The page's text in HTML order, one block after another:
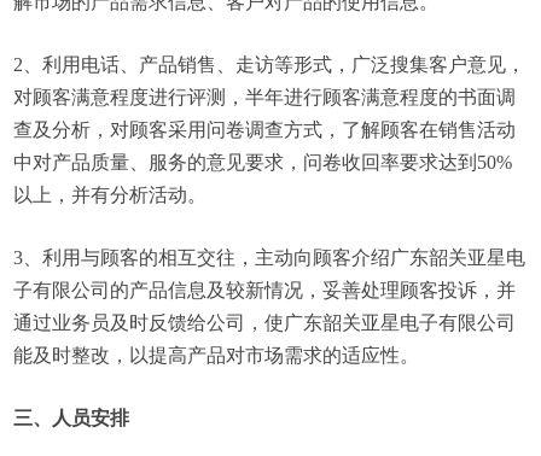
2、利用电话、产品销售、走访等形式，广泛搜集客户意见，
对顾客满意程度进行评测，半年进行顾客满意程度的书面调
查及分析，对顾客采用问卷调查方式，了解顾客在销售活动
中对产品质量、服务的意见要求，问卷收回率要求达到50%
以上，并有分析活动。
3、利用与顾客的相互交往，主动向顾客介绍广东韶关亚星电
子有限公司的产品信息及较新情况，妥善处理顾客投诉，并
通过业务员及时反馈给公司，使广东韶关亚星电子有限公司
能及时整改，以提高产品对市场需求的适应性。
三、人员安排